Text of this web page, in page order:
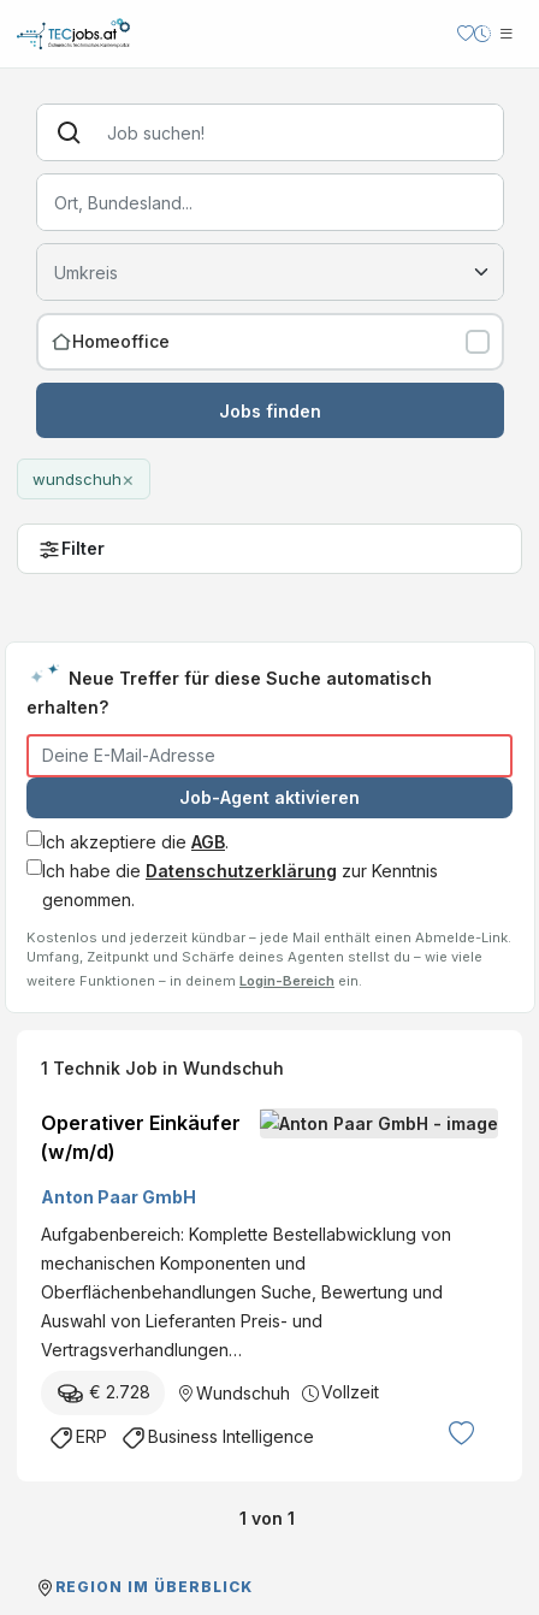
Homeoffice
Jobs finden
wundschuh×
Filter
Neue Treffer für diese Suche automatisch
erhalten?
Job-Agent aktivieren
Ich akzeptiere die AGB.
Ich habe die Datenschutzerklärung zur Kenntnis
genommen.
Kostenlos und jederzeit kündbar – jede Mail enthält einen Abmelde-Link.
Umfang, Zeitpunkt und Schärfe deines Agenten stellst du – wie viele
weitere Funktionen – in deinem Login-Bereich ein.
1 Technik Job in Wundschuh
Operativer Einkäufer
(w/m/d)
Anton Paar GmbH
Aufgabenbereich: Komplette Bestellabwicklung von
mechanischen Komponenten und
Oberflächenbehandlungen Suche, Bewertung und
Auswahl von Lieferanten Preis- und
Vertragsverhandlungen…
€ 2.728 Wundschuh Vollzeit
ERP Business Intelligence
1 von 1
REGION IM ÜBERBLICK